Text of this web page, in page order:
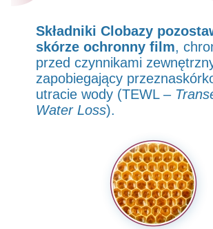
Składniki Clobazy
skórze ochronny film,
przed czynnikami
zapobiegający
utracie wody (TEWL –
Water Loss).